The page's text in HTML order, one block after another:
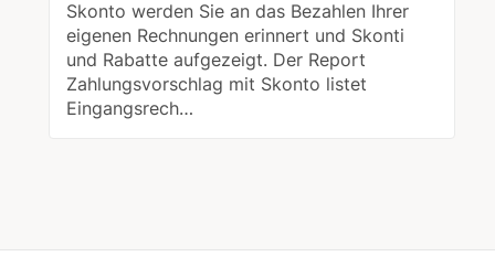
Skonto werden Sie an das Bezahlen Ihrer
eigenen Rechnungen erinnert und Skonti
und Rabatte aufgezeigt. Der Report
Zahlungsvorschlag mit Skonto listet
Eingangsrech…